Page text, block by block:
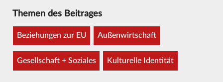
Themen des Beitrages
Beziehungen zur EU Außenwirtschaft
Gesellschaft + Soziales Kulturelle Identität